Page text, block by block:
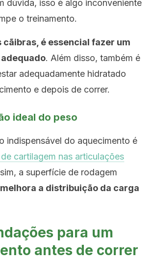
dúvida, isso é algo inconveniente
o treinamento.
cãibras, é essencial fazer um
. Além disso, também é
adequadamente hidratado
e depois de correr.
ideal do peso
indispensável do aquecimento é
cartilagem nas articulações
a superfície de rodagem
a distribuição da carga
para um
antes de correr